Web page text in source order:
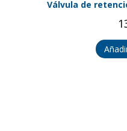
Válvula de